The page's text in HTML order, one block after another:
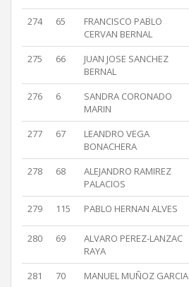
274 65
FRANCISCO PABLO
CERVAN BERNAL
275 66
JUAN JOSE SANCHEZ
BERNAL
276 6
SANDRA CORONADO
MARIN
277 67
LEANDRO VEGA
BONACHERA
278 68
ALEJANDRO RAMIREZ
PALACIOS
279 115 PABLO HERNAN ALVES
280 69
ALVARO PEREZ-LANZAC
RAYA
281 70 MANUEL MUÑOZ GARCIA